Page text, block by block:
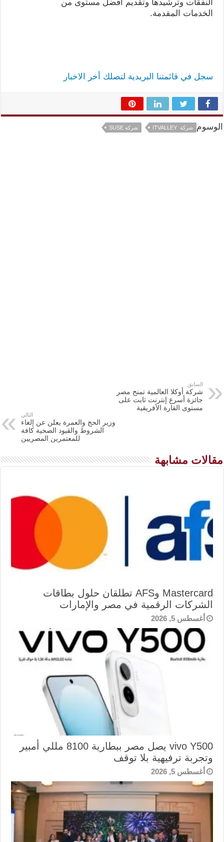
النفقات وترشيدها وتقديم أفضل مستوى من
الخدمات المقدمة.
سجل في قائمتنا البريدية لتصلك أخر الاخبار
الوسوم شركة ITVALLEY شركة SUSE
السابق
شركة أوكلا العالمية تمنح مصر
جائزة أسرع إنترنت ثابت على
مستوى القارة الأفريقية
التالي
وزير الحج والعمرة يعلن عن إلغاء
الشروط والقيود الصحية كافة
للمعتمرين المصريين
مقالات مشابهة
Mastercard وAFS تطلقان حلول بطاقات
الشركات الرقمية في مصر والإمارات
أغسطس 5, 2026
vivo Y500 يصل مصر ببطارية 8100 مللي أمبير
وتجربة ترفيهية بلا توقف
أغسطس 5, 2026